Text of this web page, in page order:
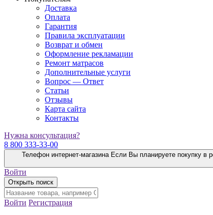
Доставка
Оплата
Гарантия
Правила эксплуатации
Возврат и обмен
Оформление рекламации
Ремонт матрасов
Дополнительные услуги
Вопрос — Ответ
Статьи
Отзывы
Карта сайта
Контакты
Нужна консультация?
8 800 333-33-00
Телефон интернет-магазина Если Вы планируете покупку в
Войти
Открыть поиск
Войти Регистрация